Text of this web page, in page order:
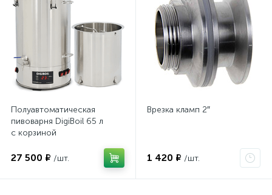
Полуавтоматическая
пивоварня DigiBoil 65 л
с корзиной
27 500 ₽ /шт.
Врезка кламп 2″
1 420 ₽ /шт.